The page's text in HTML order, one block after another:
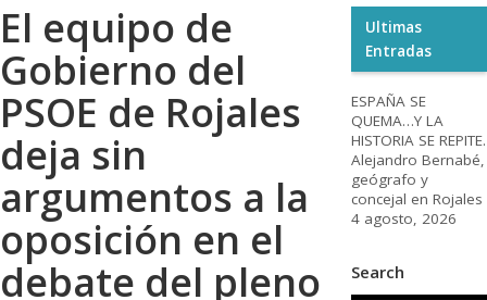
El equipo de
Gobierno del
PSOE de Rojales
deja sin
argumentos a la
oposición en el
debate del pleno
Ultimas
Entradas
ESPAÑA SE
QUEMA…Y LA
HISTORIA SE REPITE.
Alejandro Bernabé,
geógrafo y
concejal en Rojales
4 agosto, 2026
Search